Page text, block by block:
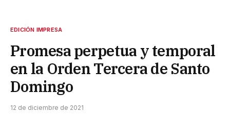
EDICIÓN IMPRESA
Promesa perpetua y temporal
en la Orden Tercera de Santo
Domingo
12 de diciembre de 2021